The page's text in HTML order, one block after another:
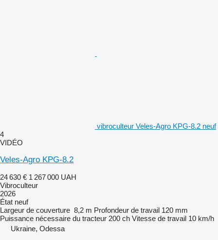
vibroculteur Veles-Agro KPG-8.2 neuf
4
VIDÉO
Veles-Agro KPG-8.2
24 630 € 1 267 000 UAH
Vibroculteur
2026
État neuf
Largeur de couverture 8,2 m Profondeur de travail 120 mm
Puissance nécessaire du tracteur 200 ch Vitesse de travail 10 km/h
Ukraine, Odessa